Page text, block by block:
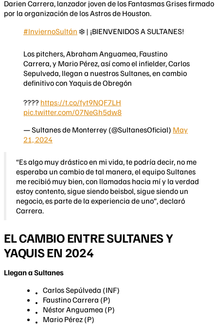
Darien Carrera, lanzador joven de los Fantasmas Grises firmado
por la organización de los Astros de Houston.
#InviernoSultán ❄️ | ¡BIENVENIDOS A SULTANES!
Los pitchers, Abraham Anguamea, Faustino
Carrera, y Mario Pérez, así como el infielder, Carlos
Sepulveda, llegan a nuestros Sultanes, en cambio
definitivo con Yaquis de Obregón
???? https://t.co/fyt9NQF7LH
pic.twitter.com/07NeGh5dw8
— Sultanes de Monterrey (@SultanesOficial) May
21, 2024
“Es algo muy drástico en mi vida, te podría decir, no me
esperaba un cambio de tal manera, el equipo Sultanes
me recibió muy bien, con llamadas hacia mí y la verdad
estoy contento, sigue siendo beisbol, sigue siendo un
negocio, es parte de la experiencia de uno”, declaró
Carrera.
EL CAMBIO ENTRE SULTANES Y
YAQUIS EN 2024
Llegan a Sultanes
Carlos Sepúlveda (INF)
Faustino Carrera (P)
Néstor Anguamea (P)
Mario Pérez (P)